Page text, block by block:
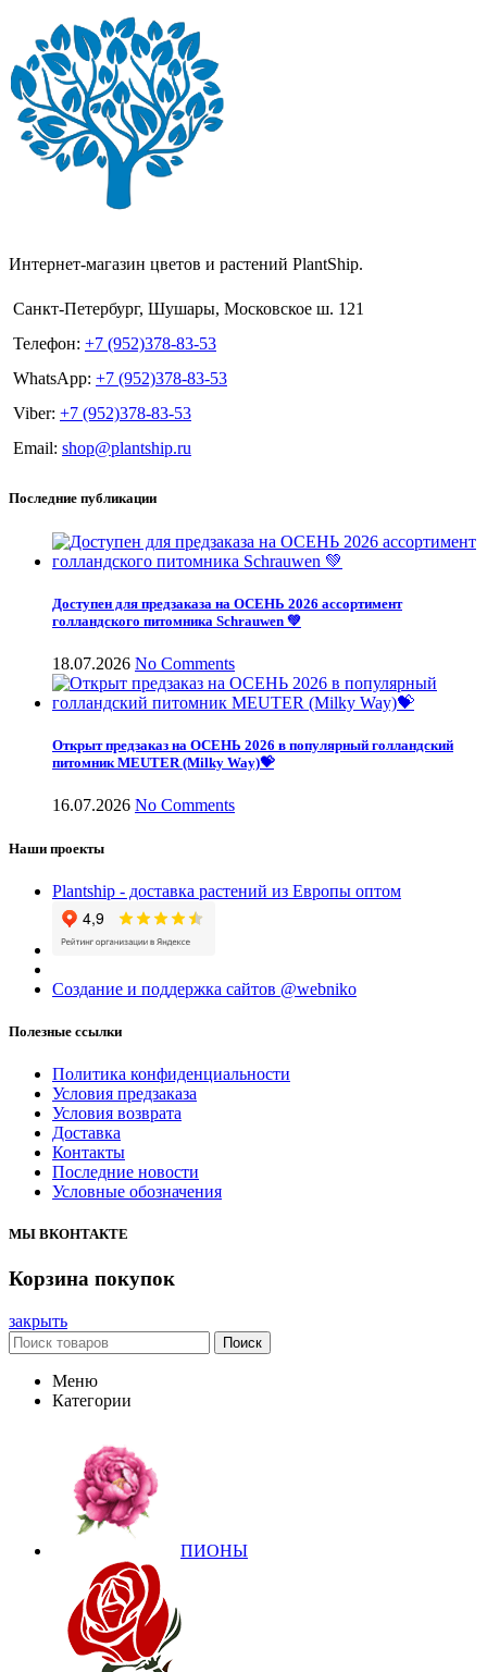
Интернет-магазин цветов и растений PlantShip.
Санкт-Петербург, Шушары, Московское ш. 121
Телефон: +7 (952)378-83-53
WhatsApp: +7 (952)378-83-53
Viber: +7 (952)378-83-53
Email: shop@plantship.ru
Последние публикации
Доступен для предзаказа на ОСЕНЬ 2026 ассортимент
голландского питомника Schrauwen 💚
18.07.2026 No Comments
Открыт предзаказ на ОСЕНЬ 2026 в популярный голландский
питомник MEUTER (Milky Way)💝
16.07.2026 No Comments
Наши проекты
Plantship - доставка растений из Европы оптом
Создание и поддержка сайтов @webniko
Полезные ссылки
Политика конфиденциальности
Условия предзаказа
Условия возврата
Доставка
Контакты
Последние новости
Условные обозначения
МЫ ВКОНТАКТЕ
Корзина покупок
закрыть
Поиск
Меню
Категории
ПИОНЫ